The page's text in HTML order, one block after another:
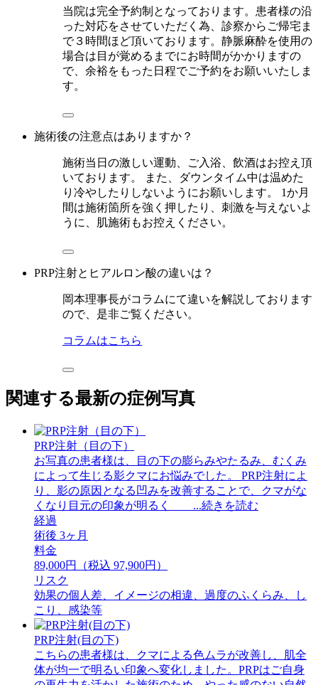
当院は完全予約制となっております。患者様の沿
った対応をさせていただく為、診察からご帰宅ま
で３時間ほど頂いております。静脈麻酔を使用の
場合は目が覚めるまでにお時間がかかりますの
で、余裕をもった日程でご予約をお願いいたしま
す。
施術後の注意点はありますか？
施術当日の激しい運動、ご入浴、飲酒はお控え頂
いております。 また、ダウンタイム中は温めた
り冷やしたりしないようにお願いします。 1か月
間は施術箇所を強く押したり、刺激を与えないよ
うに、肌施術もお控えください。
PRP注射とヒアルロン酸の違いは？
岡本理事長がコラムにて違いを解説しております
ので、是非ご覧ください。
コラムはこちら
関連する最新の症例写真
PRP注射（目の下）
お写真の患者様は、目の下の膨らみやたるみ、むくみ
によって生じる影クマにお悩みでした。 PRP注射によ
り、影の原因となる凹みを改善することで、クマがな
くなり目元の印象が明るく ...続きを読む
経過
術後 3ヶ月
料金
89,000円（税込 97,900円）
リスク
効果の個人差、イメージの相違、過度のふくらみ、し
こり、感染等
PRP注射(目の下)
こちらの患者様は、クマによる色ムラが改善し、肌全
体が均一で明るい印象へ変化しました。PRPはご自身